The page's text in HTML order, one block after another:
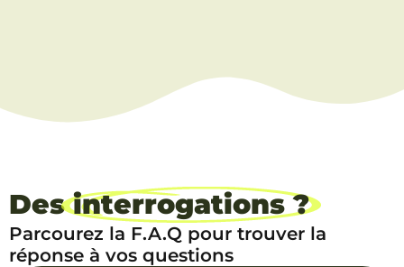
Desinterrogations ?
Parcourez la F.A.Q pour trouver la
réponse à vos questions